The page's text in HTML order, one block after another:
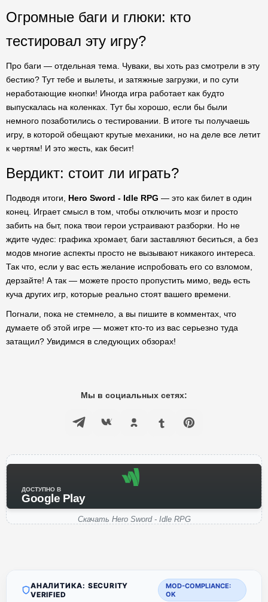
Огромные баги и глюки: кто
тестировал эту игру?
Про баги — отдельная тема. Чуваки, вы хоть раз смотрели в эту
бестию? Тут тебе и вылеты, и затяжные загрузки, и по сути
неработающие кнопки! Иногда игра работает как будто
выпускалась на коленках. Тут бы хорошо, если бы были
немного позаботились о тестировании. В итоге ты получаешь
игру, в которой обещают крутые механики, но на деле все летит
к чертям! И это жесть, как бесит!
Вердикт: стоит ли играть?
Подводя итоги, Hero Sword - Idle RPG — это как билет в один
конец. Играет смысл в том, чтобы отключить мозг и просто
забить на быт, пока твои герои устраивают разборки. Но не
ждите чудес: графика хромает, баги заставляют беситься, а без
модов многие аспекты просто не вызывают никакого интереса.
Так что, если у вас есть желание испробовать его со взломом,
дерзайте! А так — можете просто пропустить мимо, ведь есть
куча других игр, которые реально стоят вашего времени.
Погнали, пока не стемнело, а вы пишите в комментах, что
думаете об этой игре — может кто-то из вас серьезно туда
затащил? Увидимся в следующих обзорах!
Мы в социальных сетях:
ДОСТУПНО В
Google Play
Скачать Hero Sword - Idle RPG
АНАЛИТИКА: SECURITY
VERIFIED
MOD-COMPLIANCE:
OK